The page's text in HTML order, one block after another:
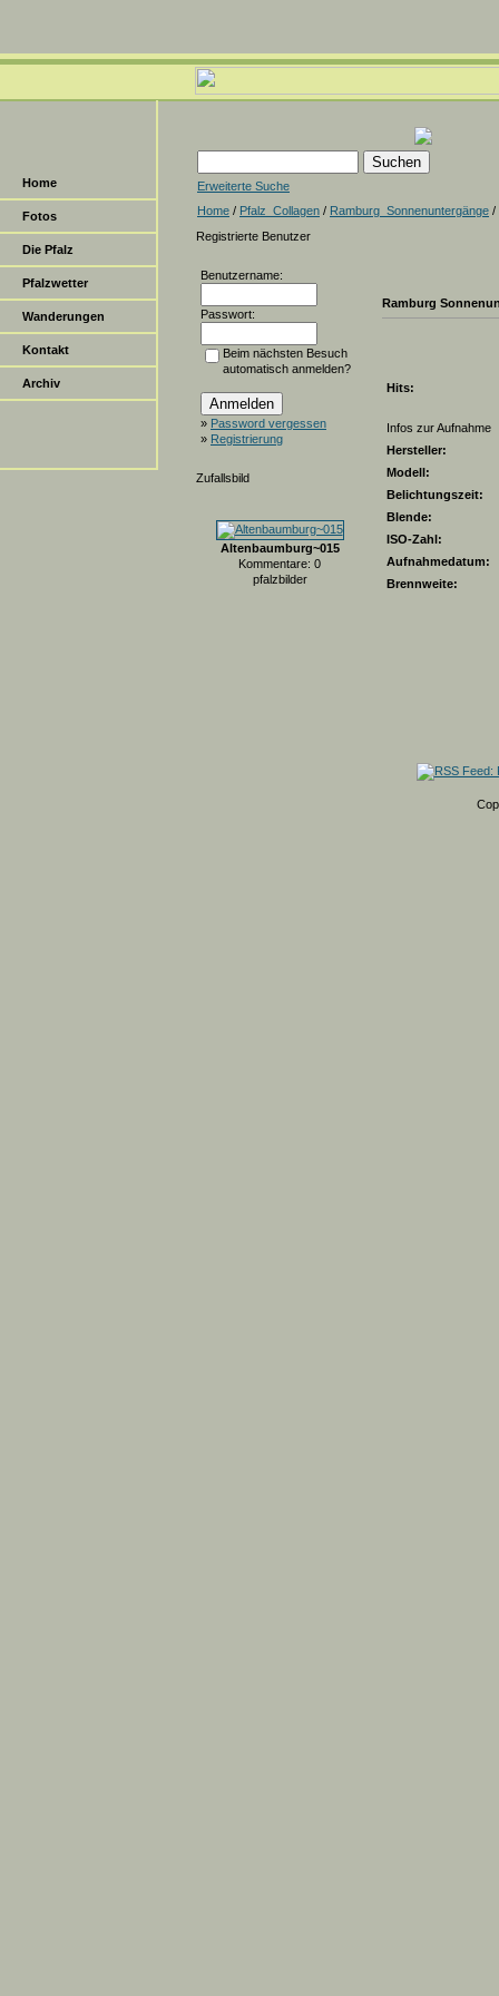
Home
Fotos
Die Pfalz
Pfalzwetter
Wanderungen
Kontakt
Archiv
Erweiterte Suche
Home / Pfalz_Collagen / Ramburg_Sonnenuntergänge /
Registrierte Benutzer
Benutzername:
Passwort:
Beim nächsten Besuch
automatisch anmelden?
» Password vergessen
» Registrierung
Zufallsbild
Altenbaumburg~015
Kommentare: 0
pfalzbilder
Ramburg
Hits:
Infos zur Aufnahme
Hersteller:
Modell:
Belichtungszeit:
Blende:
ISO-Zahl:
Aufnahmedatum:
Brennweite: